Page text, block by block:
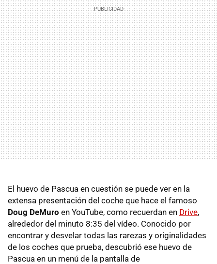
El huevo de Pascua en cuestión se puede ver en la
extensa presentación del coche que hace el famoso
Doug DeMuro en YouTube, como recuerdan en Drive,
alrededor del minuto 8:35 del vídeo. Conocido por
encontrar y desvelar todas las rarezas y originalidades
de los coches que prueba, descubrió ese huevo de
Pascua en un menú de la pantalla de